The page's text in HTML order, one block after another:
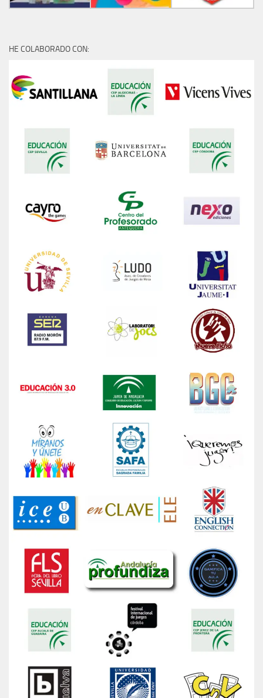
HE COLABORADO CON: